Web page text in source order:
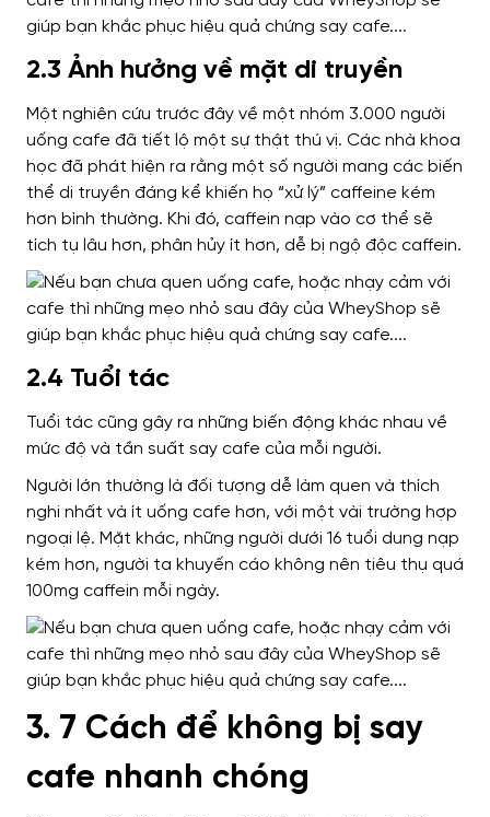
2.3 Ảnh hưởng về mặt di truyền
Một nghiên cứu trước đây về một nhóm 3.000 người
uống cafe đã tiết lộ một sự thật thú vị. Các nhà khoa
học đã phát hiện ra rằng một số người mang các biến
thể di truyền đáng kể khiến họ “xử lý” caffeine kém
hơn bình thường. Khi đó, caffein nạp vào cơ thể sẽ
tích tụ lâu hơn, phân hủy ít hơn, dễ bị ngộ độc caffein.
2.4 Tuổi tác
Tuổi tác cũng gây ra những biến động khác nhau về
mức độ và tần suất say cafe của mỗi người.
Người lớn thường là đối tượng dễ làm quen và thích
nghi nhất và ít uống cafe hơn, với một vài trường hợp
ngoại lệ. Mặt khác, những người dưới 16 tuổi dung nạp
kém hơn, người ta khuyến cáo không nên tiêu thụ quá
100mg caffein mỗi ngày.
3. 7 Cách để không bị say
cafe nhanh chóng